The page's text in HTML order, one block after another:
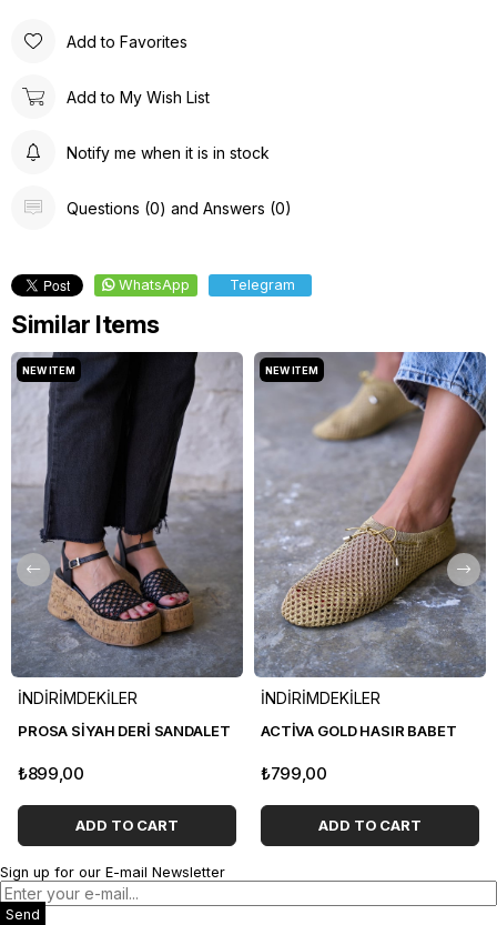
Add to Favorites
Add to My Wish List
Notify me when it is in stock
Questions (0) and Answers (0)
WhatsApp Telegram
Similar Items
İNDİRİMDEKİLER
PROSA SİYAH DERİ SANDALET
₺899,00
ADD TO CART
NEW ITEM
İNDİRİMDEKİLER
ACTİVA GOLD HASIR BABET
₺799,00
ADD TO CART
NEW ITEM
Sign up for our E-mail Newsletter
Send